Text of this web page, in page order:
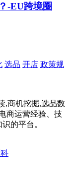
-EU跨境圈
选品 开店 政策规
,商机挖掘,选品数
商运营经验、技
的平台。